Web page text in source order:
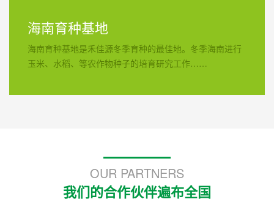
海南育种基地
海南育种基地是禾佳源冬季育种的最佳地。冬季海南进行
玉米、水稻、等农作物种子的培育研究工作……
OUR PARTNERS
我们的合作伙伴遍布全国